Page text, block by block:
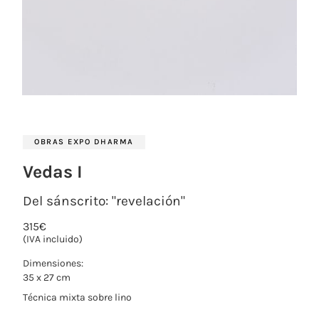
OBRAS EXPO DHARMA
Vedas I
Del sánscrito: "revelación"
315€
(IVA incluido)
Dimensiones:
35 x 27 cm
Técnica mixta sobre lino